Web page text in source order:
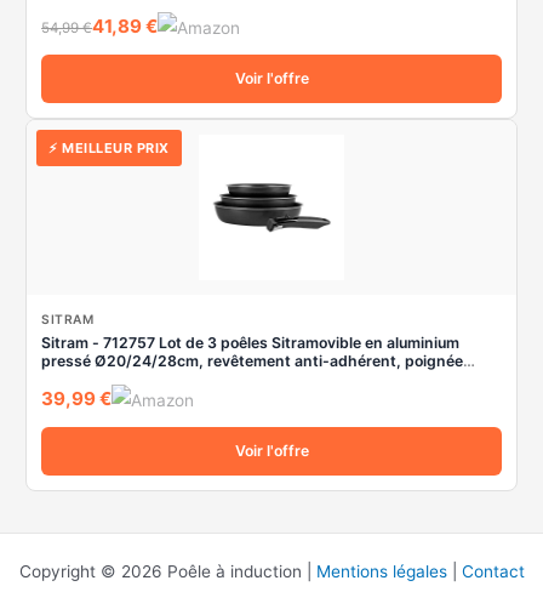
54,99 €41,89 €
Voir l'offre
⚡ MEILLEUR PRIX
SITRAM
Sitram - 712757 Lot de 3 poêles Sitramovible en aluminium
pressé Ø20/24/28cm, revêtement anti-adhérent, poignée
39,99 €
Voir l'offre
Copyright © 2026 Poêle à induction | Mentions légales| Contact